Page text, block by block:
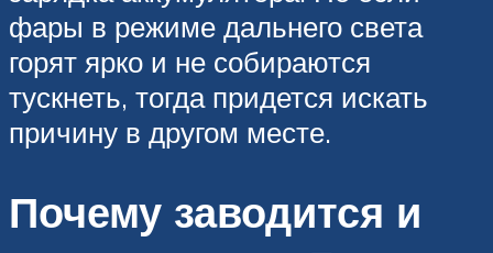
фары в режиме дальнего света
горят ярко и не собираются
тускнеть, тогда придется искать
причину в другом месте.
Почему заводится и